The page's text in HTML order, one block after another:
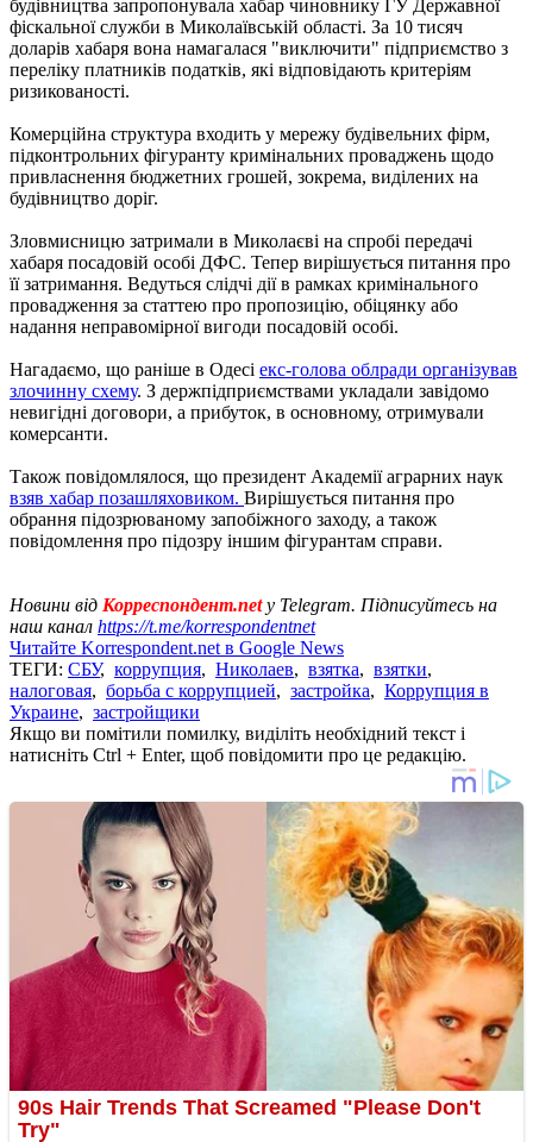
будівництва запропонувала хабар чиновнику ГУ Державної
фіскальної служби в Миколаївській області. За 10 тисяч
доларів хабаря вона намагалася "виключити" підприємство з
переліку платників податків, які відповідають критеріям
ризикованості.
Комерційна структура входить у мережу будівельних фірм,
підконтрольних фігуранту кримінальних проваджень щодо
привласнення бюджетних грошей, зокрема, виділених на
будівництво доріг.
Зловмисницю затримали в Миколаєві на спробі передачі
хабаря посадовій особі ДФС. Тепер вирішується питання про
її затримання. Ведуться слідчі дії в рамках кримінального
провадження за статтею про пропозицію, обіцянку або
надання неправомірної вигоди посадовій особі.
Нагадаємо, що раніше в Одесі екс-голова облради організував
злочинну схему. З держпідприємствами укладали завідомо
невигідні договори, а прибуток, в основному, отримували
комерсанти.
Також повідомлялося, що президент Академії аграрних наук
взяв хабар позашляховиком. Вирішується питання про
обрання підозрюваному запобіжного заходу, а також
повідомлення про підозру іншим фігурантам справи.
Новини від Корреспондент.netу Telegram. Підписуйтесь на
наш канал https://t.me/korrespondentnet
Читайте Korrespondent.net в Google News
ТЕГИ: СБУ, коррупция, Николаев, взятка, взятки,
налоговая, борьба с коррупцией, застройка, Коррупция в
Украине, застройщики
Якщо ви помітили помилку, виділіть необхідний текст і
натисніть Ctrl + Enter, щоб повідомити про це редакцію.